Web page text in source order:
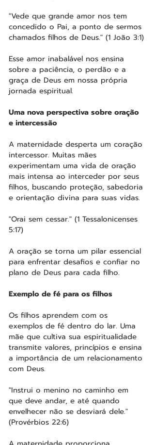
"Vede que grande amor nos tem
concedido o Pai, a ponto de sermos
chamados filhos de Deus." (1 João 3:1)
Esse amor inabalável nos ensina
sobre a paciência, o perdão e a
graça de Deus em nossa própria
jornada espiritual.
Uma nova perspectiva sobre oração
e intercessão
A maternidade desperta um coração
intercessor. Muitas mães
experimentam uma vida de oração
mais intensa ao interceder por seus
filhos, buscando proteção, sabedoria
e orientação divina para suas vidas.
"Orai sem cessar." (1 Tessalonicenses
5:17)
A oração se torna um pilar essencial
para enfrentar desafios e confiar no
plano de Deus para cada filho.
Exemplo de fé para os filhos
Os filhos aprendem com os
exemplos de fé dentro do lar. Uma
mãe que cultiva sua espiritualidade
transmite valores, princípios e ensina
a importância de um relacionamento
com Deus.
"Instrui o menino no caminho em
que deve andar, e até quando
envelhecer não se desviará dele."
(Provérbios 22:6)